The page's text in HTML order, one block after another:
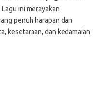
Lagu ini merayakan
penuh harapan dan
kesetaraan, dan kedamaian